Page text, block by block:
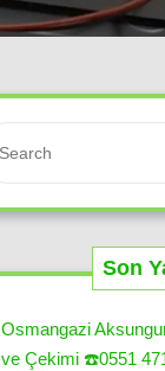
Son
Osmangazi
ve Çekimi ☎️0551